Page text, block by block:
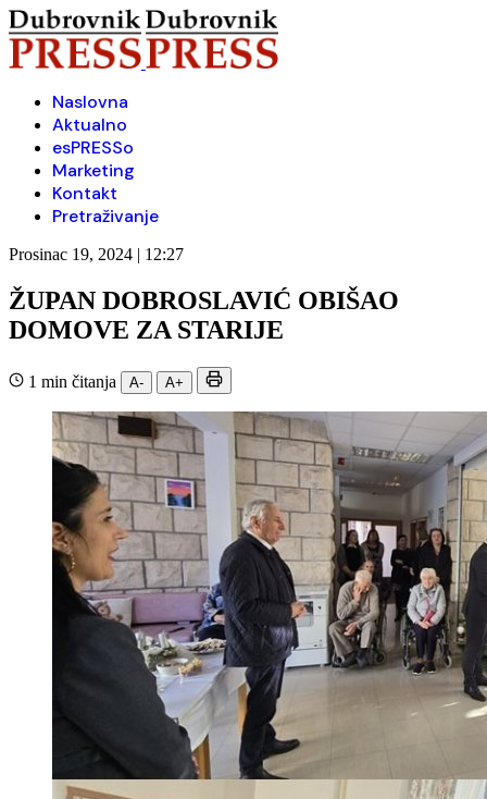
Naslovna
Aktualno
esPRESSo
Marketing
Kontakt
Pretraživanje
Prosinac 19, 2024 | 12:27
ŽUPAN DOBROSLAVIĆ OBIŠAO
DOMOVE ZA STARIJE
1 min čitanja A- A+